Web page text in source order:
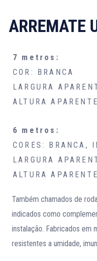
ARREMATE
7 metros:
COR: BRANCA
LARGURA
ALTURA
6 metros:
CORES: BRANCA,
LARGURA
ALTURA
Também chamados de
indicados como
instalação. Fabricados em
resistentes a umidade,